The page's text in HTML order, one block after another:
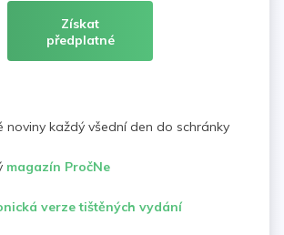
Získat
předplatné
noviny každý všední den do schránky
magazín PročNe
verze tištěných vydání